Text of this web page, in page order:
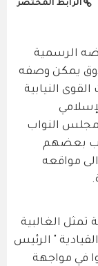
الرابط المختصر
الرسمية
يمكن وصفه
النيابية
لمجلس النواب
بعضهم
مواقعه
الغالبية
" الرئيس
في مواجهة